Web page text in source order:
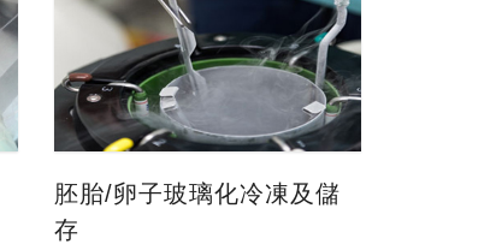
胚胎/卵子玻璃化冷凍及儲
存